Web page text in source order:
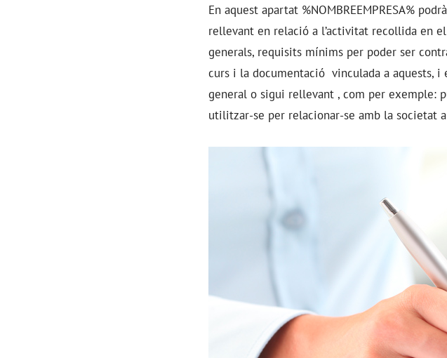
En aquest apartat %NOMBREEMPRESA%
rellevant en relació a l’activitat recollida en
generals, requisits mínims per poder ser
curs i la documentació vinculada a aquests,
general o sigui rellevant , com per exemple:
utilitzar-se per relacionar-se amb la societat